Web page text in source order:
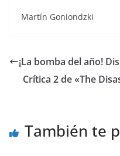
Martín Goniondzki
¡La bomba del año!
Crítica 2 de «The
También te